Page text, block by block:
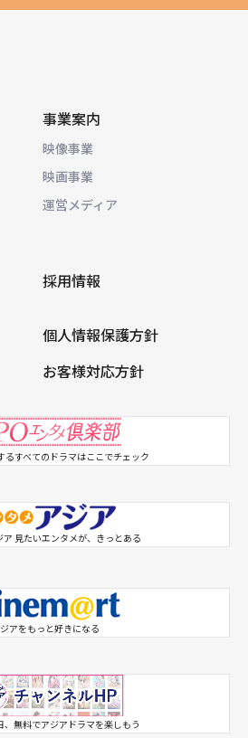
事業案内
映像事業
映画事業
運営メディア
採用情報
個人情報保護方針
お客様対応方針
るすべてのドラマはここでチェック
ア 見たいエンタメが、きっとある
アをもっと好きになる
無料でアジアドラマを楽しもう